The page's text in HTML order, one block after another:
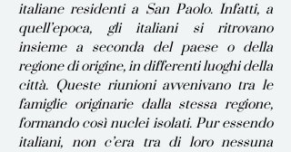
italiane residenti a San Paolo. Infatti, a
quell’epoca, gli italiani si ritrovano
insieme a seconda del paese o della
regione di origine, in differenti luoghi della
città. Queste riunioni avvenivano tra le
famiglie originarie dalla stessa regione,
formando così nuclei isolati. Pur essendo
italiani, non c’era tra di loro nessuna